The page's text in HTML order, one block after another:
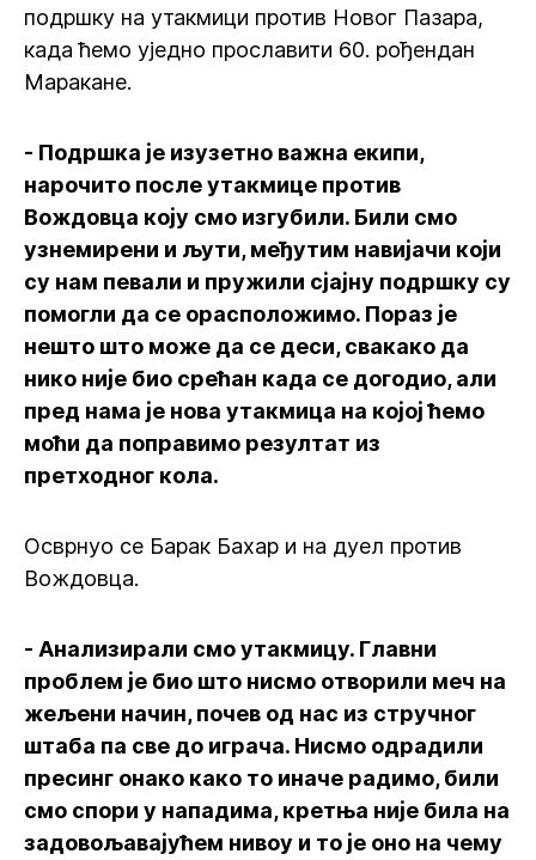
подршку на утакмици против Новог Пазара,
када ћемо уједно прославити 60. рођендан
Маракане.
- Подршка је изузетно важна екипи,
нарочито после утакмице против
Вождовца коју смо изгубили. Били смо
узнемирени и љути, међутим навијачи који
су нам певали и пружили сјајну подршку су
помогли да се орасположимо. Пораз је
нешто што може да се деси, свакако да
нико није био срећан када се догодио, али
пред нама је нова утакмица на којој ћемо
моћи да поправимо резултат из
претходног кола.
Осврнуо се Барак Бахар и на дуел против
Вождовца.
- Анализирали смо утакмицу. Главни
проблем је био што нисмо отворили меч на
жељени начин, почев од нас из стручног
штаба па све до играча. Нисмо одрадили
пресинг онако како то иначе радимо, били
смо спори у нападима, кретња није била на
задовољавајућем нивоу и то је оно на чему